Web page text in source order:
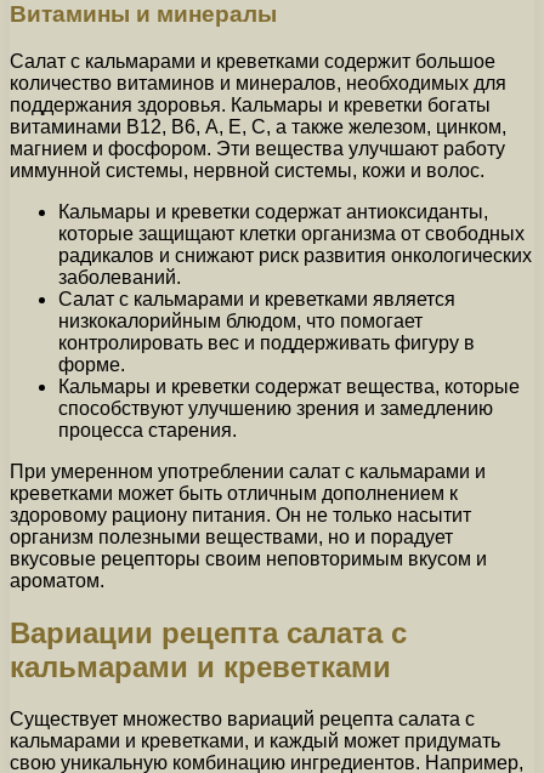
Витамины и минералы
Салат с кальмарами и креветками содержит большое
количество витаминов и минералов, необходимых для
поддержания здоровья. Кальмары и креветки богаты
витаминами В12, В6, А, Е, С, а также железом, цинком,
магнием и фосфором. Эти вещества улучшают работу
иммунной системы, нервной системы, кожи и волос.
Кальмары и креветки содержат антиоксиданты,
которые защищают клетки организма от свободных
радикалов и снижают риск развития онкологических
заболеваний.
Салат с кальмарами и креветками является
низкокалорийным блюдом, что помогает
контролировать вес и поддерживать фигуру в
форме.
Кальмары и креветки содержат вещества, которые
способствуют улучшению зрения и замедлению
процесса старения.
При умеренном употреблении салат с кальмарами и
креветками может быть отличным дополнением к
здоровому рациону питания. Он не только насытит
организм полезными веществами, но и порадует
вкусовые рецепторы своим неповторимым вкусом и
ароматом.
Вариации рецепта салата с
кальмарами и креветками
Существует множество вариаций рецепта салата с
кальмарами и креветками, и каждый может придумать
свою уникальную комбинацию ингредиентов. Например,